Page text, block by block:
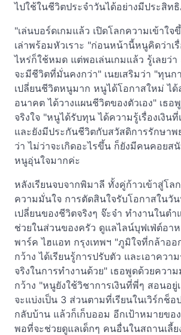
ไปใช้ในชีวิตประจำวันได้อย่างมีประสิท
"เล่นบอร์ดเกมแล้ว เปิดโลกความเข้าใจ
เล่าพร้อมหัวเราะ "ก่อนหน้านี้หนูคิดว่าเรื่
ไหร่ก็ใช้หมด แต่พอเล่นเกมแล้ว รู้เลยว่า
จะมีชีวิตที่มั่นคงกว่า" เนยเสริมว่า "ทุนก
เปลี่ยนชีวิตหนูมาก หนูได้โอกาสใหม่ ได้
อนาคต ได้วางแผนชีวิตของตัวเอง" เธอ
จริงใจ "หนูได้รับทุน ได้ความรู้เรื่องเงินที่
และยังมีประกันชีวิตกับสวัสดิการรักษาพ
ว่า ไม่ว่าจะเกิดอะไรขึ้น ก็ยังมีคนคอยส
หนูอุ่นใจมากค่ะ
หลังเรียนจบจากพิมาลี ทั้งคู่ก้าวเข้าสู่โล
ความมั่นใจ การตัดสินใจรับโอกาสในวั
เปลี่ยนของชีวิตจริงๆ จ๊ะจ๋า ทำงานในต
ช่วยในส่วนของครัว ดูแลไลน์บุฟเฟ่ต์อาห
พาร์ค ไฮแอท กรุงเทพฯ "ภูมิใจที่กล้าออ
กว้าง ได้เรียนรู้การปรับตัว และเอาควา
จริงในการทำงานด้วย" เธอพูดด้วยควา
กว้าง "หนูยังใช้วิชาการเงินที่พี่ๆ สอนอยู่
จะแบ่งเป็น 3 ส่วนตามที่เรียนในเวิร์กช็อ
กลับบ้าน แล้วก็เก็บออม อีกเป้าหมายขอ
พอที่จะช่วยดูแลเด็กๆ คนอื่นในสถานเลี้ย